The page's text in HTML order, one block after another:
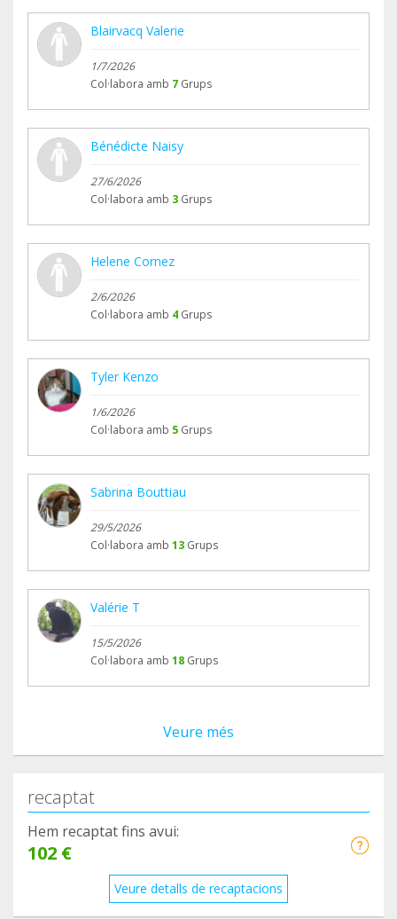
Blairvacq Valerie
1/7/2026
Col·labora amb 7 Grups
Bénédicte Naisy
27/6/2026
Col·labora amb 3 Grups
Helene Cornez
2/6/2026
Col·labora amb 4 Grups
Tyler Kenzo
1/6/2026
Col·labora amb 5 Grups
Sabrina Bouttiau
29/5/2026
Col·labora amb 13 Grups
Valérie T
15/5/2026
Col·labora amb 18 Grups
Veure més
recaptat
Hem recaptat fins avui:
102 €
Veure detalls de recaptacions